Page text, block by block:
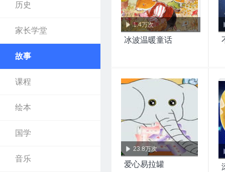
历史
家长学堂
故事
课程
绘本
国学
音乐
1.4万次
冰波温暖童话
23.8万次
爱心易拉罐